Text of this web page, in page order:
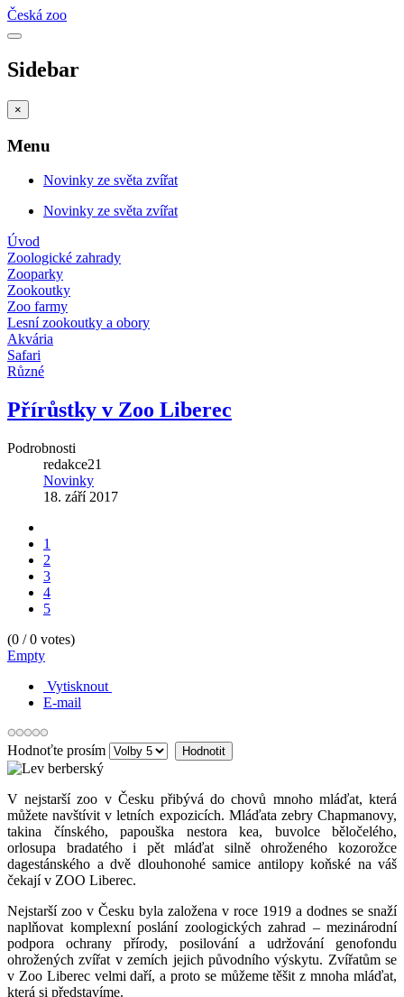
Česká zoo
Sidebar
×
Menu
Novinky ze světa zvířat
Novinky ze světa zvířat
Úvod
Zoologické zahrady
Zooparky
Zookoutky
Zoo farmy
Lesní zookoutky a obory
Akvária
Safari
Různé
Přírůstky v Zoo Liberec
Podrobnosti
redakce21
Novinky
18. září 2017
1
2
3
4
5
(0 /0 votes)
Empty
Vytisknout
E-mail
Hodnoťte prosím
V nejstarší zoo v Česku přibývá do chovů mnoho mláďat, která
můžete navštívit v letních expozicích. Mláďata zebry Chapmanovy,
takina čínského, papouška nestora kea, buvolce běločelého,
orlosupa bradatého i pět mláďat silně ohroženého kozorožce
dagestánského a dvě dlouhonohé samice antilopy koňské na váš
čekají v ZOO Liberec.
Nejstarší zoo v Česku byla založena v roce 1919 a dodnes se snaží
naplňovat komplexní poslání zoologických zahrad – mezinárodní
podpora ochrany přírody, posilování a udržování genofondu
ohrožených zvířat v zemích jejich původního výskytu. Zvířatům se
v Zoo Liberec velmi daří, a proto se můžeme těšit z mnoha mláďat,
která si představíme.